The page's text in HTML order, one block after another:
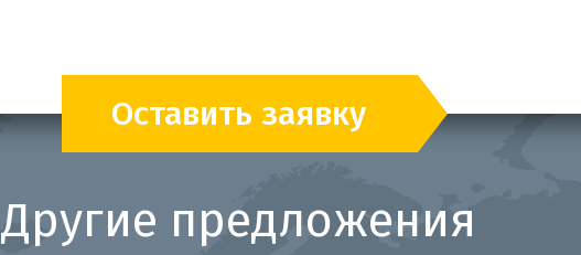
Оставить заявку
Другие предложения